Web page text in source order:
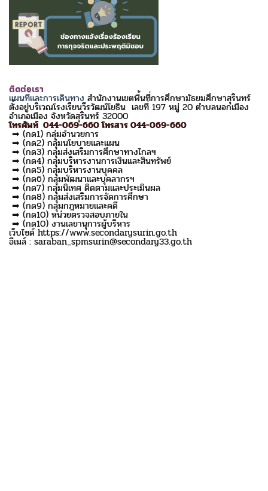
ติดต่อเรา
แผนที่และการเดินทางสำนักงานเขตพื้นที่การศึกษามัธยมศึกษาสุรินทร์
ตั้งอยู่บริเวณโรงเรียนวีรวัฒน์โยธิน เลขที่ 197 หมู่ 20 ตำบลนอกเมือง
อำเภอเมือง จังหวัดสุรินทร์ 32000
โทรศัพท์ 044-069-660 โทรสาร 044-069-660
➡ (กด1) กลุ่มอำนวยการ
➡ (กด2) กลุ่มนโยบายและแผน
➡ (กด3) กลุ่มส่งเสริมการศึกษาทางไกลฯ
➡ (กด4) กลุ่มบริหารงานการเงินและสินทรัพย์
➡ (กด5) กลุ่มบริหารงานบุคคล
➡ (กด6) กลุ่มพัฒนาและบุคลากรฯ
➡ (กด7) กลุ่มนิเทศ ติดตามและประเมินผล
➡ (กด8) กลุ่มส่งเสริมการจัดการศึกษา
➡ (กด9) กลุ่มกฎหมายและคดี
➡ (กด10) หน่วยตรวจสอบภายใน
➡ (กด10) งานเลขานุการผู้บริหาร
เว็บไซด์ https://www.secondarysurin.go.th
อีเมล์ : saraban_spmsurin@secondary33.go.th